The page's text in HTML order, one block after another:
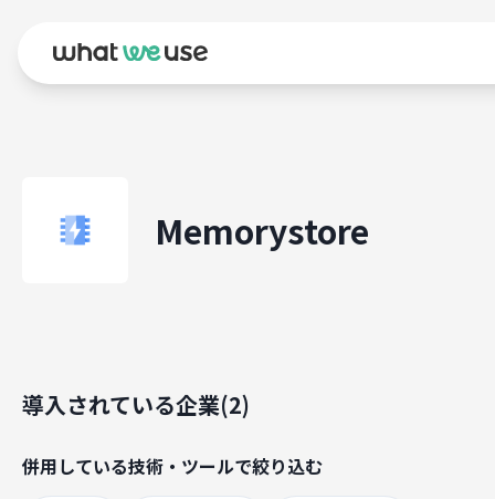
Memorystore
導入されている企業(2)
併用している技術・ツールで絞り込む